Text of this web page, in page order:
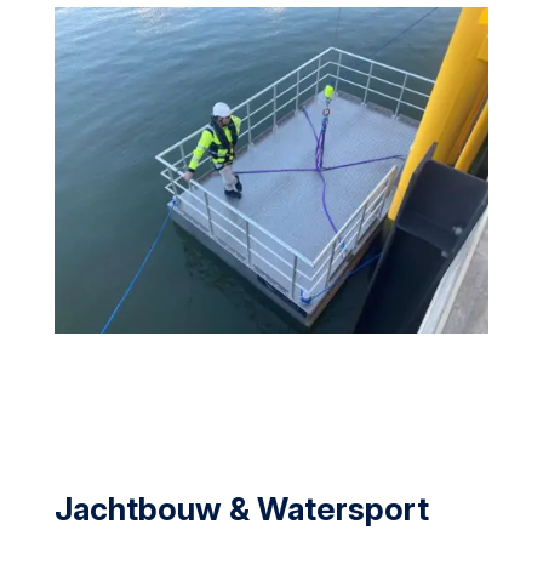
Jachtbouw & Watersport